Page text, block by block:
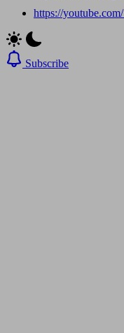
https://youtube.com/
Subscribe